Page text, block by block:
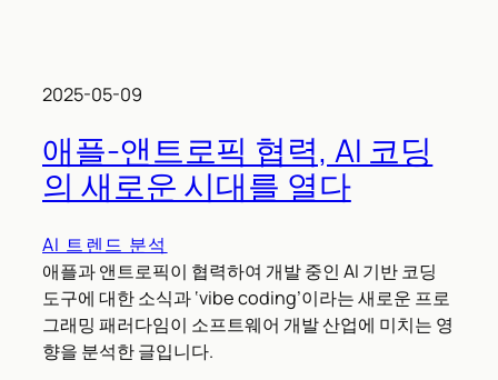
2025-05-09
애플-앤트로픽 협력, AI 코딩
의 새로운 시대를 열다
AI 트렌드 분석
애플과 앤트로픽이 협력하여 개발 중인 AI 기반 코딩
도구에 대한 소식과 ‘vibe coding’이라는 새로운 프로
그래밍 패러다임이 소프트웨어 개발 산업에 미치는 영
향을 분석한 글입니다.